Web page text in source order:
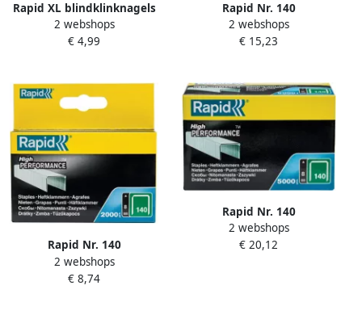
Rapid XL blindklinknagels
Ø3 2 x 8 mm 50 stuks +
boor 5000659
2 webshops
€ 4,99
Rapid Nr. 140
vlakdraadnieten 6 mm
5.000 stuks 40303088
2 webshops
€ 15,23
Rapid Nr. 140
vlakdraadnieten 8 mm
2.000 stuks 11908131
2 webshops
€ 8,74
Rapid Nr. 140
vlakdraadnieten 8 mm
5.000 stuks 11908111
2 webshops
€ 20,12